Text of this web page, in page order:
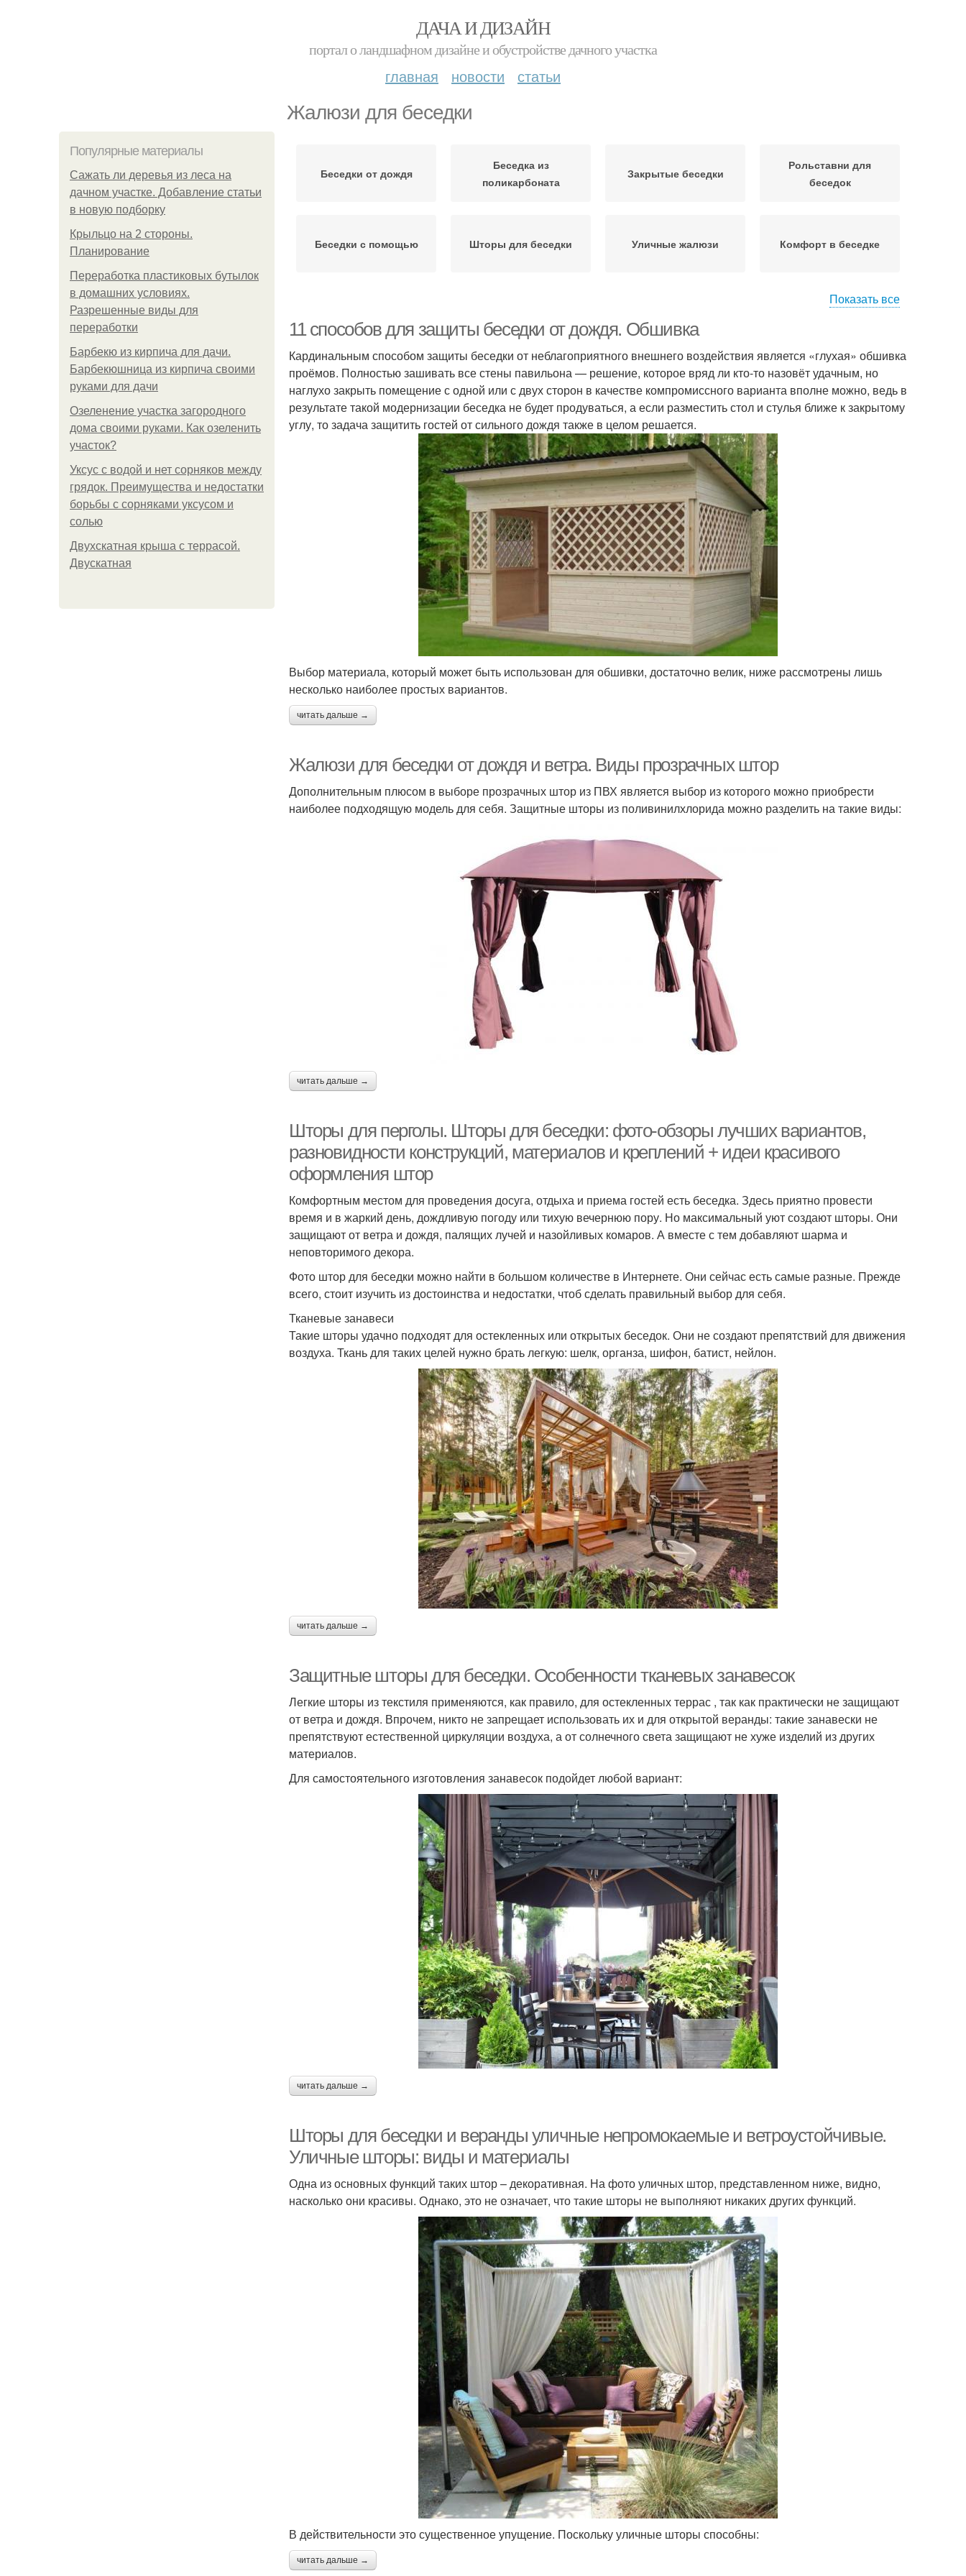
ДАЧА И ДИЗАЙН
портал о ландшафном дизайне и обустройстве дачного участка
главная новости статьи
Жалюзи для беседки
Популярные материалы
Сажать ли деревья из леса на
дачном участке. Добавление статьи
в новую подборку
Крыльцо на 2 стороны.
Планирование
Переработка пластиковых бутылок
в домашних условиях.
Разрешенные виды для
переработки
Барбекю из кирпича для дачи.
Барбекюшница из кирпича своими
руками для дачи
Озеленение участка загородного
дома своими руками. Как озеленить
участок?
Уксус с водой и нет сорняков между
грядок. Преимущества и недостатки
борьбы с сорняками уксусом и
солью
Двухскатная крыша с террасой.
Двускатная
Беседки от дождя
Беседка из
поликарбоната
Закрытые беседки
Рольставни для
беседок
Беседки с помощью Шторы для беседки Уличные жалюзи Комфорт в беседке
Штора для беседки Занавес для беседки Занавески для беседки Ткани для беседки
Роллеты для беседки Шторы на беседки Тенты для беседок
Показать все
11 способов для защиты беседки от дождя. Обшивка
Кардинальным способом защиты беседки от неблагоприятного внешнего воздействия является «глухая» обшивка
проёмов. Полностью зашивать все стены павильона — решение, которое вряд ли кто-то назовёт удачным, но
наглухо закрыть помещение с одной или с двух сторон в качестве компромиссного варианта вполне можно, ведь в
результате такой модернизации беседка не будет продуваться, а если разместить стол и стулья ближе к закрытому
углу, то задача защитить гостей от сильного дождя также в целом решается.
Выбор материала, который может быть использован для обшивки, достаточно велик, ниже рассмотрены лишь
несколько наиболее простых вариантов.
читать дальше →
Жалюзи для беседки от дождя и ветра. Виды прозрачных штор
Дополнительным плюсом в выборе прозрачных штор из ПВХ является выбор из которого можно приобрести
наиболее подходящую модель для себя. Защитные шторы из поливинилхлорида можно разделить на такие виды:
читать дальше →
Шторы для перголы. Шторы для беседки: фото-обзоры лучших вариантов,
разновидности конструкций, материалов и креплений + идеи красивого
оформления штор
Комфортным местом для проведения досуга, отдыха и приема гостей есть беседка. Здесь приятно провести
время и в жаркий день, дождливую погоду или тихую вечернюю пору. Но максимальный уют создают шторы. Они
защищают от ветра и дождя, палящих лучей и назойливых комаров. А вместе с тем добавляют шарма и
неповторимого декора.
Фото штор для беседки можно найти в большом количестве в Интернете. Они сейчас есть самые разные. Прежде
всего, стоит изучить из достоинства и недостатки, чтоб сделать правильный выбор для себя.
Тканевые занавеси
Такие шторы удачно подходят для остекленных или открытых беседок. Они не создают препятствий для движения
воздуха. Ткань для таких целей нужно брать легкую: шелк, органза, шифон, батист, нейлон.
читать дальше →
Защитные шторы для беседки. Особенности тканевых занавесок
Легкие шторы из текстиля применяются, как правило, для остекленных террас , так как практически не защищают
от ветра и дождя. Впрочем, никто не запрещает использовать их и для открытой веранды: такие занавески не
препятствуют естественной циркуляции воздуха, а от солнечного света защищают не хуже изделий из других
материалов.
Для самостоятельного изготовления занавесок подойдет любой вариант:
читать дальше →
Шторы для беседки и веранды уличные непромокаемые и ветроустойчивые.
Уличные шторы: виды и материалы
Одна из основных функций таких штор – декоративная. На фото уличных штор, представленном ниже, видно,
насколько они красивы. Однако, это не означает, что такие шторы не выполняют никаких других функций.
В действительности это существенное упущение. Поскольку уличные шторы способны:
читать дальше →